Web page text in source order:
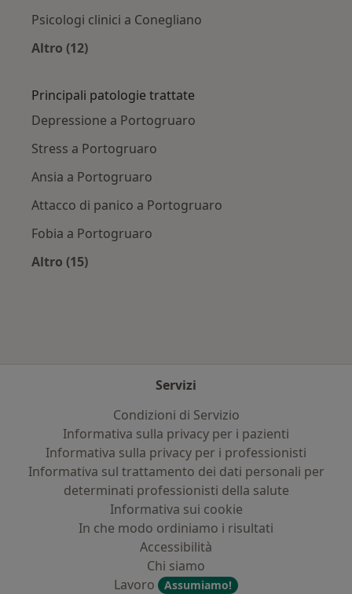
Psicologi clinici a Conegliano
Altro (12)
Principali patologie trattate
Depressione a Portogruaro
Stress a Portogruaro
Ansia a Portogruaro
Attacco di panico a Portogruaro
Fobia a Portogruaro
Altro (15)
Servizi
Condizioni di Servizio
Informativa sulla privacy per i pazienti
Informativa sulla privacy per i professionisti
Informativa sul trattamento dei dati personali per
determinati professionisti della salute
Informativa sui cookie
In che modo ordiniamo i risultati
Accessibilità
Chi siamo
Lavoro
Assumiamo!